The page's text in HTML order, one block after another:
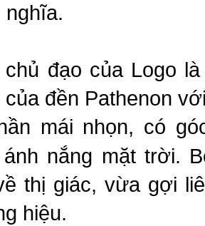
nghĩa.
chủ đạo của Logo
của đền Pathenon
mái nhọn, có
ánh nắng mặt trời.
thị giác, vừa gợi
hiệu.